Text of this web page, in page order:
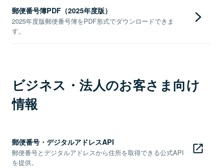
郵便番号簿PDF（2025年度版）
2025年度版郵便番号簿をPDF形式でダウンロードできま
す。
ビジネス・法人のお客さま向け
情報
郵便番号・デジタルアドレスAPI
郵便番号とデジタルアドレスから住所を取得できる公式API
を提供。